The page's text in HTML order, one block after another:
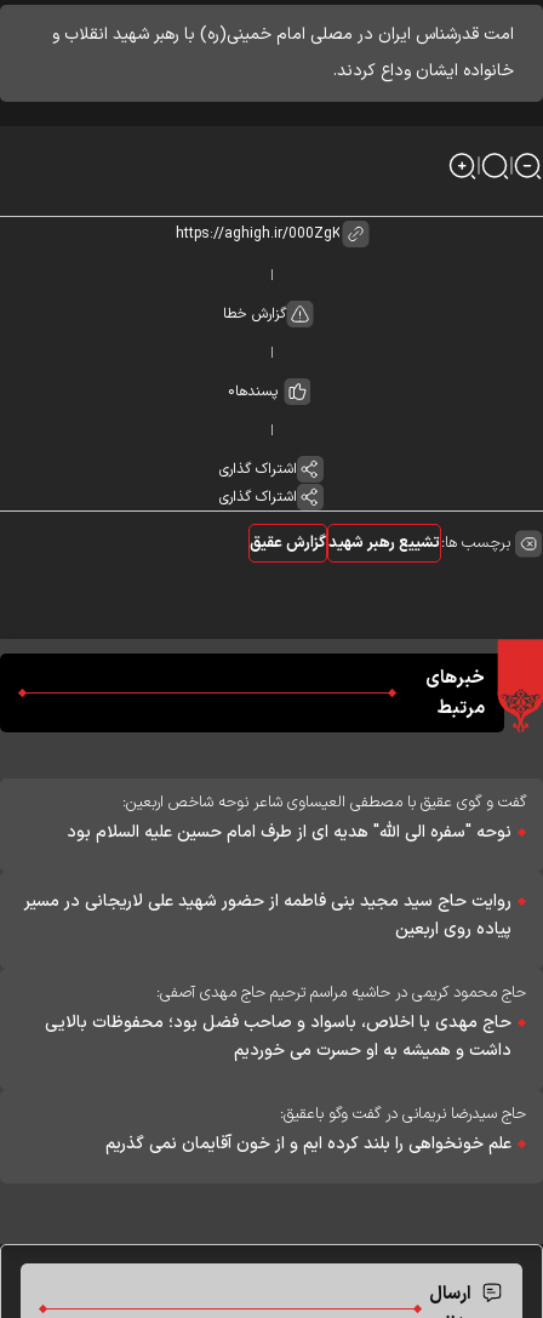
امت قدرشناس ایران در مصلی امام خمینی(ره) با رهبر شهید انقلاب و
خانواده ایشان وداع کردند.
گزارش خطا
پسندها0
اشتراک گذاری
اشتراک گذاری
برچسب ها:تشییع رهبر شهیدگزارش عقیق
خبرهای
مرتبط
گفت و گوی عقیق با مصطفی العیساوی شاعر نوحه شاخص اربعین:
نوحه "سفره الی الله" هدیه ای از طرف امام حسین علیه السلام بود
روایت حاج سید مجید بنی فاطمه از حضور شهید علی لاریجانی در مسیر
پیاده روی اربعین
حاج محمود کریمی در حاشیه مراسم ترحیم حاج مهدی آصفی:
حاج مهدی با اخلاص، باسواد و صاحب فضل بود؛ محفوظات بالایی
داشت و همیشه به او حسرت می خوردیم
حاج سیدرضا نریمانی در گفت وگو باعقیق:
علم خونخواهی را بلند کرده ایم و از خون آقایمان نمی گذریم
ارسال